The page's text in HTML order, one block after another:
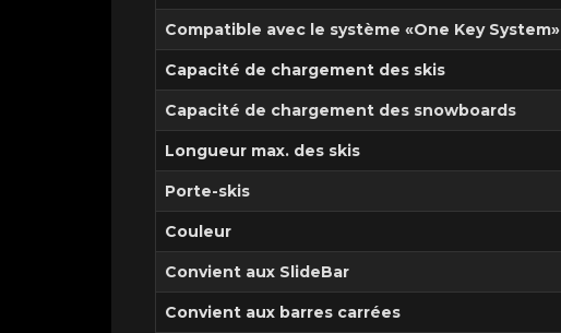
Compatible avec le système «One Key System»
Capacité de chargement des skis
Capacité de chargement des snowboards
Longueur max. des skis
Porte-skis
Couleur
Convient aux SlideBar
Convient aux barres carrées